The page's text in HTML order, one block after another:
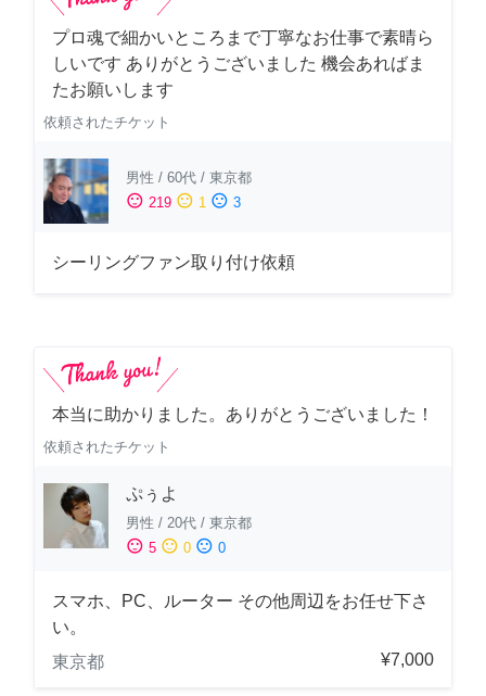
プロ魂で細かいところまで丁寧なお仕事で素晴ら
しいです ありがとうございました 機会あればま
たお願いします
依頼されたチケット
男性 / 60代 / 東京都
sentiment_satisfied 219 sentiment_neutral 1 sentiment_dissatisfied 3
シーリングファン取り付け依頼
本当に助かりました。ありがとうございました！
依頼されたチケット
ぷぅよ
男性 / 20代 / 東京都
sentiment_satisfied 5 sentiment_neutral 0 sentiment_dissatisfied 0
スマホ、PC、ルーター その他周辺をお任せ下さ
い。
東京都
¥7,000